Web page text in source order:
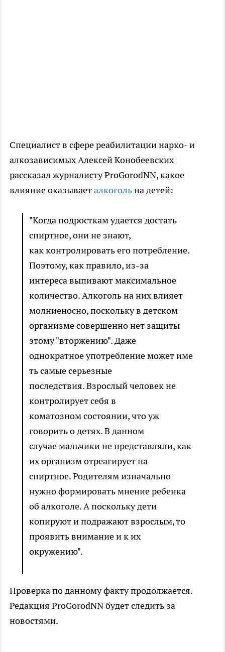
Специалист в сфере реабилитации нарко- и
алкозависимых Алексей Конобеевских
рассказал журналисту ProGorodNN, какое
влияние оказываеталкогольна детей:
"Когда подросткам удается достать
спиртное, они не знают,
как контролировать его потребление.
Поэтому, как правило, из-за
интереса выпивают максимальное
количество. Алкоголь на них влияет
молниеносно, поскольку в детском
организме совершенно нет защиты
этому "вторжению". Даже
однократное употребление может име
ть самые серьезные
последствия. Взрослый человек не
контролирует себя в
коматозном состоянии, что уж
говорить о детях. В данном
случае мальчики не представляли, как
их организм отреагирует на
спиртное. Родителям изначально
нужно формировать мнение ребенка
об алкоголе. А поскольку дети
копируют и подражают взрослым, то
проявить внимание и к их
окружению".
Проверка по данному факту продолжается.
Редакция ProGorodNN будет следить за
новостями.